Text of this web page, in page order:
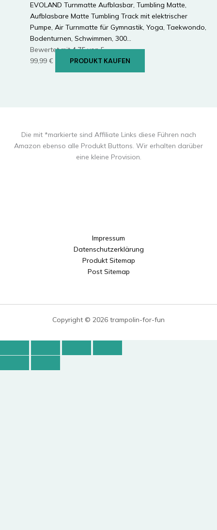
EVOLAND Turnmatte Aufblasbar, Tumbling Matte,
Aufblasbare Matte Tumbling Track mit elektrischer
Pumpe, Air Turnmatte für Gymnastik, Yoga, Taekwondo,
Bodenturnen, Schwimmen, 300…
Bewertet mit4.75von 5
99,99 € PRODUKT KAUFEN
Die mit *markierte sind Affiliate Links diese Führen nach
Amazon ebenso alle Produkt Buttons. Wir erhalten darüber
eine kleine Provision.
Impressum
Datenschutzerklärung
Produkt Sitemap
Post Sitemap
Copyright © 2026 trampolin-for-fun